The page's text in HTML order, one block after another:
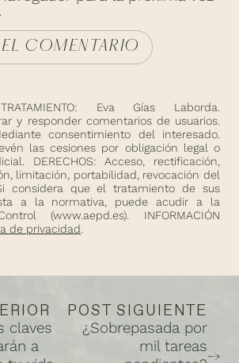
TRATAMIENTO: Eva Gías Laborda.
y responder comentarios de usuarios.
consentimiento del interesado.
las cesiones por obligación legal o
DERECHOS: Acceso, rectificación,
limitación, portabilidad, revocación del
considera que el tratamiento de sus
a la normativa, puede acudir a la
(www.aepd.es). INFORMACIÓN
de privacidad
claves
a
POST SIGUIENTE
¿Sobrepasada por
mil tareas